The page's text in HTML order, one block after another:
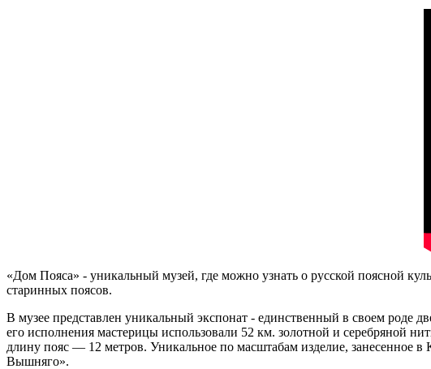
«Дом Пояса» - уникальный музей, где можно узнать о русской поясной
старинных поясов.
В музее представлен уникальный экспонат - единственный в своем роде
его исполнения мастерицы использовали 52 км. золотной и серебряной
длину пояс — 12 метров. Уникальное по масштабам изделие,
Вышняго».